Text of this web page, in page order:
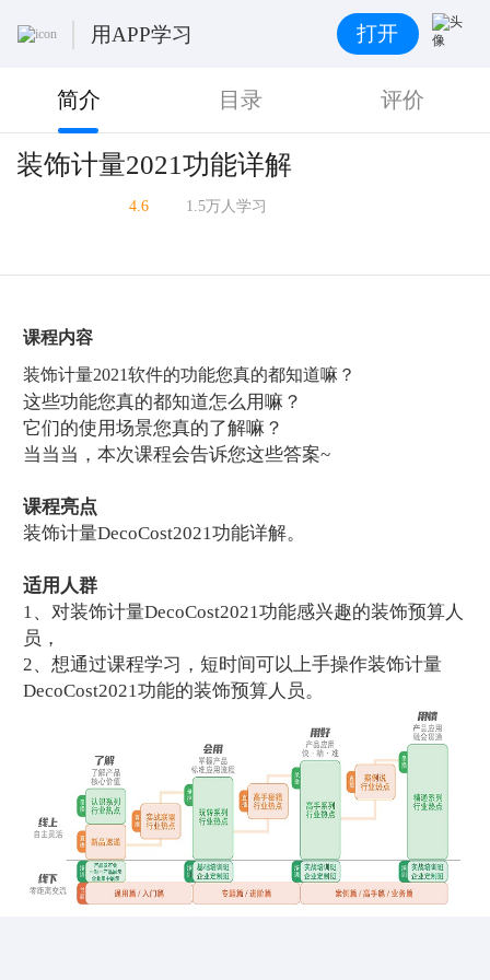
用APP学习 打开
简介 目录 评价
装饰计量2021功能详解
4.6 1.5万人学习
课程内容
装饰计量2021软件的功能您真的都知道嘛？
这些功能您真的都知道怎么用嘛？
它们的使用场景您真的了解嘛？
当当当，本次课程会告诉您这些答案~
课程亮点
装饰计量DecoCost2021功能详解。
适用人群
1、对装饰计量DecoCost2021功能感兴趣的装饰预算人
员，
2、想通过课程学习，短时间可以上手操作装饰计量
DecoCost2021功能的装饰预算人员。